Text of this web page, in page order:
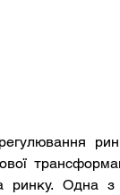
ринку. Одна з